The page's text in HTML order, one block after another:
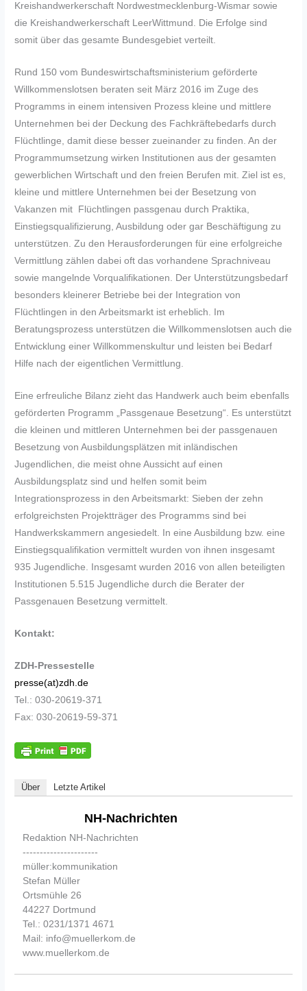
Kreishandwerkerschaft Nordwestmecklenburg-Wismar sowie
die Kreishandwerkerschaft LeerWittmund. Die Erfolge sind
somit über das gesamte Bundesgebiet verteilt.
Rund 150 vom Bundeswirtschaftsministerium geförderte
Willkommenslotsen beraten seit März 2016 im Zuge des
Programms in einem intensiven Prozess kleine und mittlere
Unternehmen bei der Deckung des Fachkräftebedarfs durch
Flüchtlinge, damit diese besser zueinander zu finden. An der
Programmumsetzung wirken Institutionen aus der gesamten
gewerblichen Wirtschaft und den freien Berufen mit. Ziel ist es,
kleine und mittlere Unternehmen bei der Besetzung von
Vakanzen mit Flüchtlingen passgenau durch Praktika,
Einstiegsqualifizierung, Ausbildung oder gar Beschäftigung zu
unterstützen. Zu den Herausforderungen für eine erfolgreiche
Vermittlung zählen dabei oft das vorhandene Sprachniveau
sowie mangelnde Vorqualifikationen. Der Unterstützungsbedarf
besonders kleinerer Betriebe bei der Integration von
Flüchtlingen in den Arbeitsmarkt ist erheblich. Im
Beratungsprozess unterstützen die Willkommenslotsen auch die
Entwicklung einer Willkommenskultur und leisten bei Bedarf
Hilfe nach der eigentlichen Vermittlung.
Eine erfreuliche Bilanz zieht das Handwerk auch beim ebenfalls
geförderten Programm „Passgenaue Besetzung“. Es unterstützt
die kleinen und mittleren Unternehmen bei der passgenauen
Besetzung von Ausbildungsplätzen mit inländischen
Jugendlichen, die meist ohne Aussicht auf einen
Ausbildungsplatz sind und helfen somit beim
Integrationsprozess in den Arbeitsmarkt: Sieben der zehn
erfolgreichsten Projektträger des Programms sind bei
Handwerkskammern angesiedelt. In eine Ausbildung bzw. eine
Einstiegsqualifikation vermittelt wurden von ihnen insgesamt
935 Jugendliche. Insgesamt wurden 2016 von allen beteiligten
Institutionen 5.515 Jugendliche durch die Berater der
Passgenauen Besetzung vermittelt.
Kontakt:
ZDH-Pressestelle
presse(at)zdh.de
Tel.: 030-20619-371
Fax: 030-20619-59-371
Über Letzte Artikel
NH-Nachrichten
Redaktion NH-Nachrichten
----------------------
müller:kommunikation
Stefan Müller
Ortsmühle 26
44227 Dortmund
Tel.: 0231/1371 4671
Mail: info@muellerkom.de
www.muellerkom.de